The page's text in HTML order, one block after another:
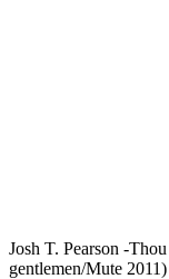
Josh T. Pearson -
gentlemen/Mute 2011)